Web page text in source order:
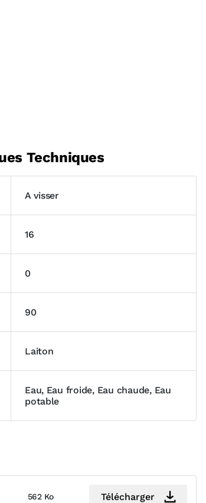
Techniques
A visser
16
0
90
Laiton
Eau, Eau froide, Eau chaude, Eau
potable
562 Ko Télécharger